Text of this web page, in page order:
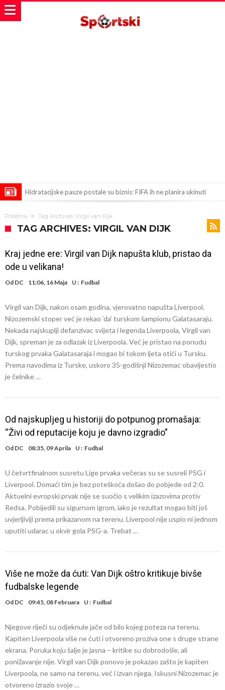
Hidratacijske pauze postale su biznis: FIFA ih ne planira ukinuti
Atletika?!
Ovo se Novaku nikad nije dešavalo: Sinner i Alcaraz odustaju, a
Mourinho uvodi strogu disciplinu u Real Madrid. Ovo su tri nova
zatvora
Jake Paul kreće u rušenje UFC-a
Mudrik se vratio na teren nakon više od 600 dana. Odmah ide na
posudbu?
Real Madrid odlučio: Endrick ide u Premier ligu!
Početna Tag Archives: Virgil van Dijk
TAG ARCHIVES: VIRGIL VAN DIJK
Kraj jedne ere: Virgil van Dijk napušta klub, pristao da
ode u velikana!
Od DC 11:06, 16 Maja U : Fudbal
Virgil van Dijk, nakon osam godina, vjerovatno napušta Liverpool.
Nizozemski stoper već je rekao ‘da’ turskom šampionu Galatasaraju.
Nekada najskuplji defanzivac svijeta i legenda Liverpoola, Virgil van
Dijk, spreman je za odlazak iz Liverpoola. Već je pristao na ponudu
turskog prvaka Galatasaraja i mogao bi tokom ljeta otići u Tursku.
Prema navodima iz Turske, uskoro 35-godišnji Nizozemac obavijestio
je čelnike …
Od najskupljeg u historiji do potpunog promašaja:
“Živi od reputacije koju je davno izgradio”
Od DC 08:35, 09 Aprila U : Fudbal
U četvrtfinalnom susretu Lige prvaka večeras su se susreli PSG i
Liverpool. Domaći tim je bez poteškoća došao do pobjede od 2:0.
Aktuelni evropski prvak nije se suočio s velikim izazovima protiv
Redsa. Pobijedili su sigurnom igrom, iako je rezultat mogao biti još
uvjerljiviji prema prikazanom na terenu. Liverpool nije uspio ni jednom
uputiti udarac u okvir gola PSG-a. Trebat …
Više ne može da ćuti: Van Dijk oštro kritikuje bivše
fudbalske legende
Od DC 09:45, 08 Februara U : Fudbal
Njegove riječi su odjeknule jače od bilo kojeg poteza na terenu.
Kapiten Liverpoola više ne ćuti i otvoreno proziva one s druge strane
ekrana. Poruka koju šalje je jasna – kritike su dobrodošle, ali
ponižavanje nije. Virgil van Dijk ponovo je pokazao zašto je kapiten
Liverpoola, ne samo na terenu, već i izvan njega. Iskusni Nizozemac je
otvoreno izrazio svoje …